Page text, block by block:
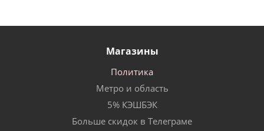
Магазины
Политика
Метро и область
5% КЭШБЭК
Больше скидок в Телеграме